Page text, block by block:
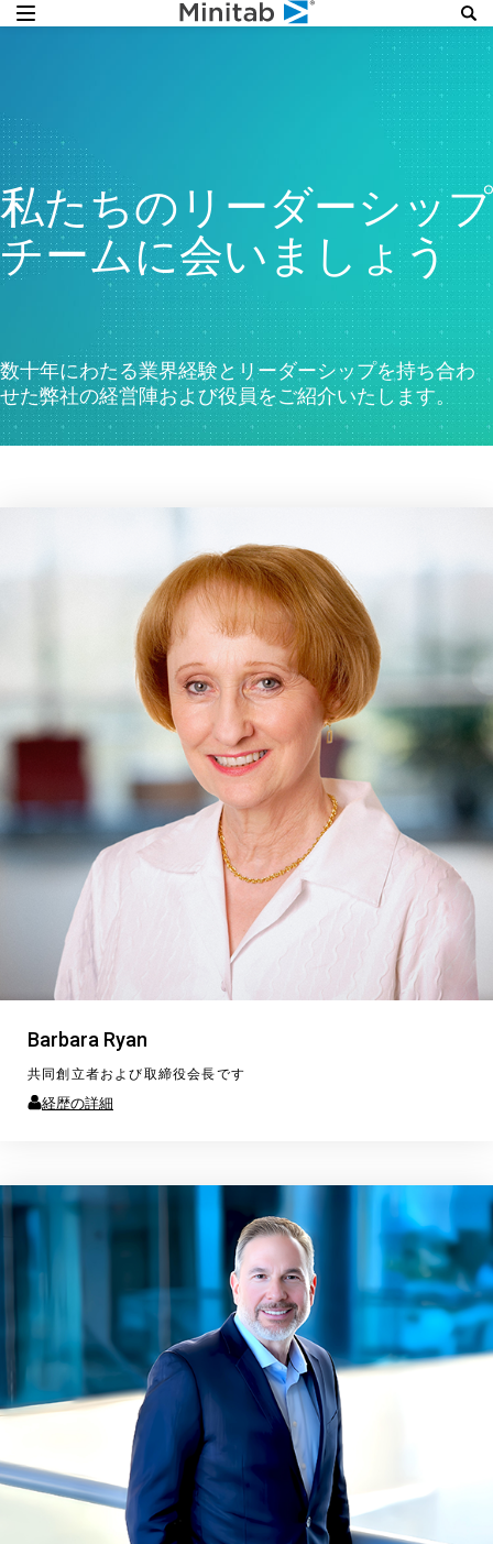
私たちのリーダーシップ
チームに会いましょう
数十年にわたる業界経験とリーダーシップを持ち合わ
せた弊社の経営陣および役員をご紹介いたします。
Barbara Ryan
共同創立者および取締役会長です
経歴の詳細